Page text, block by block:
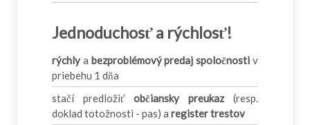
Jednoduchosť a rýchlosť!
rýchly a bezproblémový predaj spoločnosti v
priebehu 1 dňa
stačí predložiť občiansky preukaz(resp.
doklad totožnosti - pas) a register trestov